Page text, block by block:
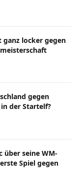
ganz locker gegen
gegen
der Startelf?
über seine WM-
Spiel gegen